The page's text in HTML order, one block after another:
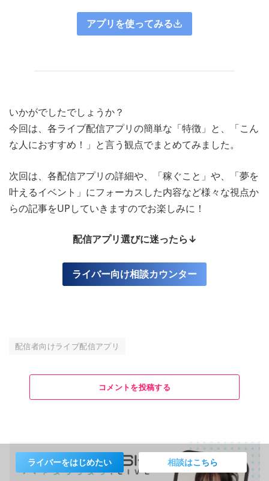
アプリを使ってみる
いかがでしたでしょうか？
今回は、各ライブ配信アプリの簡単な「特徴」と、「こん
な人におすすめ！」と言う観点でまとめてみました。
次回は、各配信アプリの詳細や、「稼ぐこと」や、「夢を
叶えるイベント」にフォーカスした内容など様々な視点か
らの記事をUPしていきますのでお楽しみに！
配信アプリ選びに迷ったら↓
ライバー向け相談カウンター
ライバーをはじめたい 相談はこちら
配信者向けライブ配信アプリ
コメントを投稿する